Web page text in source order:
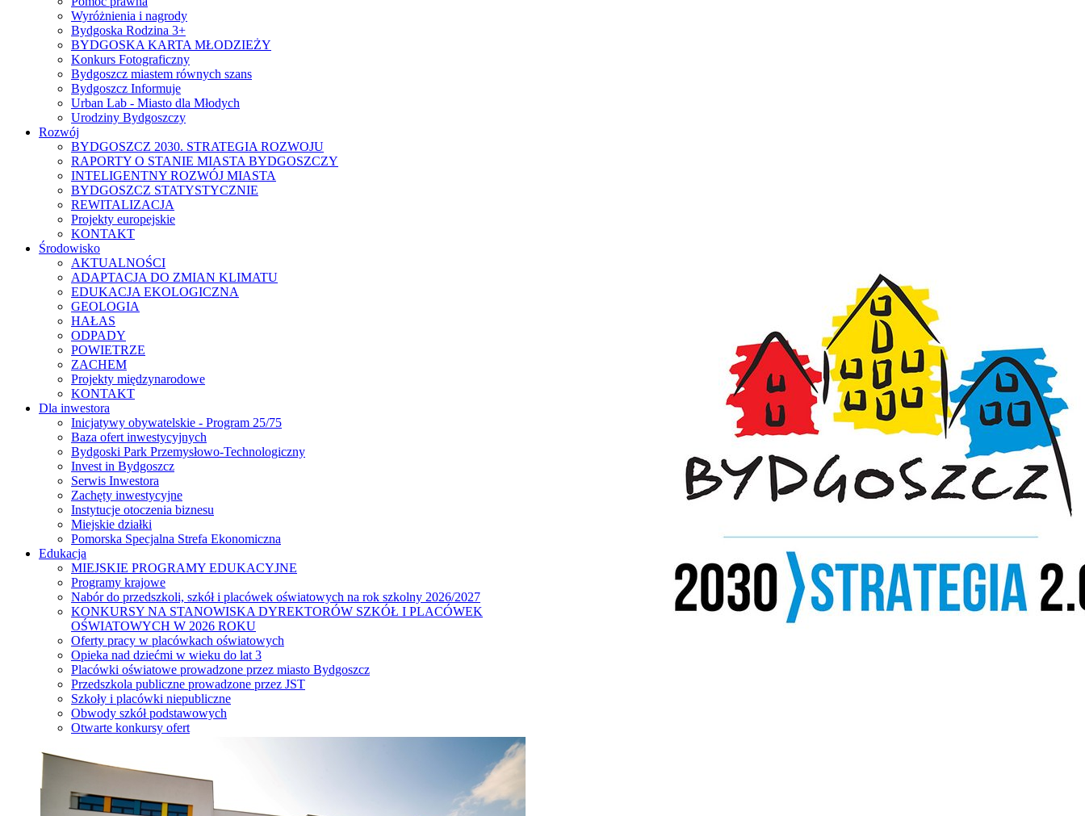
Wyróżnienia i nagrody
Bydgoska Rodzina 3+
BYDGOSKA KARTA MŁODZIEŻY
Konkurs Fotograficzny
Bydgoszcz miastem równych szans
Bydgoszcz Informuje
Urban Lab - Miasto dla Młodych
Urodziny Bydgoszczy
Rozwój
BYDGOSZCZ 2030. STRATEGIA ROZWOJU
RAPORTY O STANIE MIASTA BYDGOSZCZY
INTELIGENTNY ROZWÓJ MIASTA
BYDGOSZCZ STATYSTYCZNIE
REWITALIZACJA
Projekty europejskie
KONTAKT
Środowisko
AKTUALNOŚCI
ADAPTACJA DO ZMIAN KLIMATU
EDUKACJA EKOLOGICZNA
GEOLOGIA
HAŁAS
ODPADY
POWIETRZE
ZACHEM
Projekty międzynarodowe
KONTAKT
Dla inwestora
Inicjatywy obywatelskie - Program 25/75
Baza ofert inwestycyjnych
Bydgoski Park Przemysłowo-Technologiczny
Invest in Bydgoszcz
Serwis Inwestora
Zachęty inwestycyjne
Instytucje otoczenia biznesu
Miejskie działki
Pomorska Specjalna Strefa Ekonomiczna
Edukacja
MIEJSKIE PROGRAMY EDUKACYJNE
Programy krajowe
Nabór do przedszkoli, szkół i placówek oświatowych na rok szkolny 2026/2027
KONKURSY NA STANOWISKA DYREKTORÓW SZKÓŁ I PLACÓWEK
OŚWIATOWYCH W 2026 ROKU
Oferty pracy w placówkach oświatowych
Opieka nad dziećmi w wieku do lat 3
Placówki oświatowe prowadzone przez miasto Bydgoszcz
Przedszkola publiczne prowadzone przez JST
Szkoły i placówki niepubliczne
Obwody szkół podstawowych
Otwarte konkursy ofert